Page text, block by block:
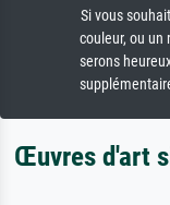
Si vous
couleur, ou un
serons
Œuvres d'art